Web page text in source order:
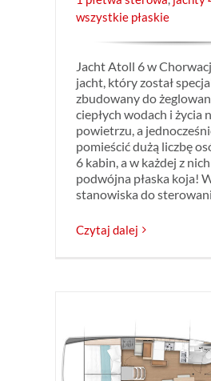
wszystkie płaskie
Jacht Atoll 6 w
jacht, który został
zbudowany do
ciepłych wodach i życia
powietrzu, a
pomieścić dużą liczbę
6 kabin, a w każdej z
podwójna płaska koja!
stanowiska do
Czytaj dalej